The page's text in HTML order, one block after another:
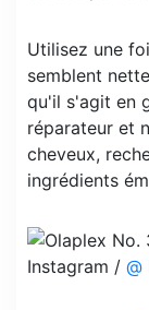
Utilisez une
semblent
qu'il s'agit en
réparateur et
cheveux,
ingrédients
Instagram / @